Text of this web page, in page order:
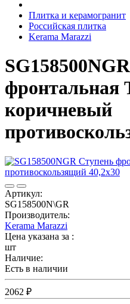
Плитка и керамогранит
Российская плитка
Kerama Marazzi
фронтальная
коричневый
Артикул:
SG158500N\GR
Производитель:
Kerama Marazzi
Цена указана за :
шт
Наличие:
Есть в наличии
2062 ₽